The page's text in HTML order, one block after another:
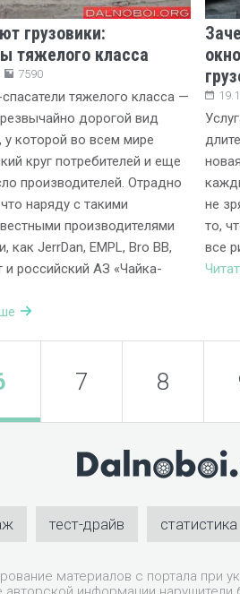
грузовики:
тяжелого класса
7590
тяжелого класса —
дорогой вид
у которой во всем мире
круг потребителей и еще
производителей. Отрадно
наряду с такими
производителями
как JerrDan, EMPL, Bro BB,
и российский АЗ «Чайка-
не
то,
все
7 8
тест-драйв статистика
материалов с портала при